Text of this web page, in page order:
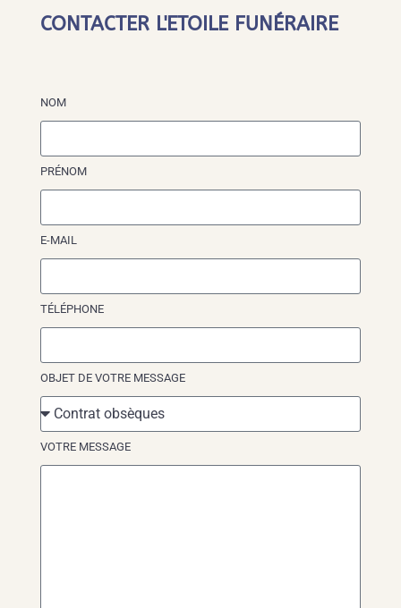
CONTACTER L'ETOILE FUNÉRAIRE
NOM
PRÉNOM
E-MAIL
TÉLÉPHONE
OBJET DE VOTRE MESSAGE
VOTRE MESSAGE